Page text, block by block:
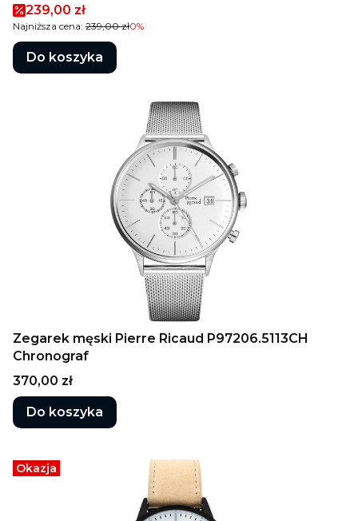
Cena promocyjna
239,00 zł
Najniższa cena: 239,00 zł0%
Do koszyka
Zegarek męski Pierre Ricaud P97206.5113CH
Chronograf
Cena
370,00 zł
Do koszyka
Okazja